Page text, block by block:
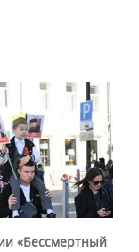
«Бессмертный